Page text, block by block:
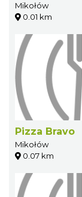
Mikołów
0.01 km
Pizza Bravo
Mikołów
0.07 km